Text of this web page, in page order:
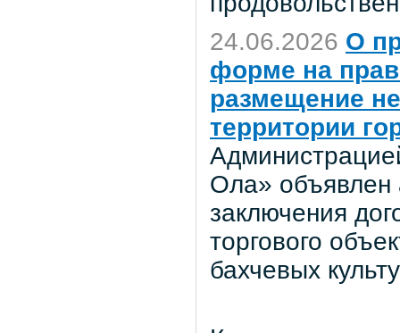
24.06.2026 О
форме на
размещение
территории
Ола» объявлен
заключения
торгового
бахчевых